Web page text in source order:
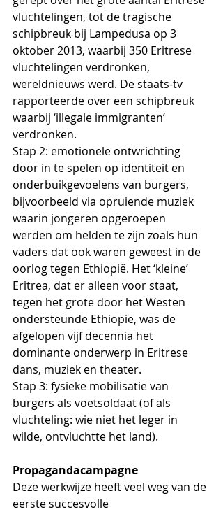
vluchtelingen, tot de tragische
schipbreuk bij Lampedusa op 3
oktober 2013, waarbij 350 Eritrese
vluchtelingen verdronken,
wereldnieuws werd. De staats-tv
rapporteerde over een schipbreuk
waarbij ‘illegale immigranten’
verdronken.
Stap 2: emotionele ontwrichting
door in te spelen op identiteit en
onderbuik­gevoelens van burgers,
bijvoorbeeld via opruiende muziek
waarin jongeren opgeroepen
werden om helden te zijn zoals hun
vaders dat ook waren geweest in de
oorlog tegen Ethiopië. Het ‘kleine’
Eritrea, dat er alleen voor staat,
tegen het grote door het Westen
ondersteunde Ethiopië, was de
afgelopen vijf decennia het
dominante onderwerp in Eritrese
dans, muziek en theater.
Stap 3: fysieke mobilisatie van
burgers als voetsoldaat (of als
vluchteling: wie niet het leger in
wilde, ontvluchtte het land).
Propagandacampagne
Deze werkwijze heeft veel weg van de
eerste succesvolle